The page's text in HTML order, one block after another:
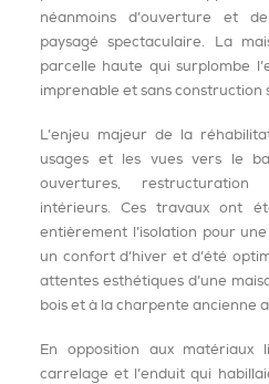
néanmoins d’ouverture et
paysagé spectaculaire. La
parcelle haute qui surplombe
imprenable et sans construction
L’enjeu majeur de la
usages et les vues vers le
ouvertures, restructuration
intérieurs. Ces travaux ont
entièrement l’isolation pour
un confort d’hiver et d’été
attentes esthétiques d’une
bois et à la charpente ancienne
En opposition aux matériaux
carrelage et l’enduit qui